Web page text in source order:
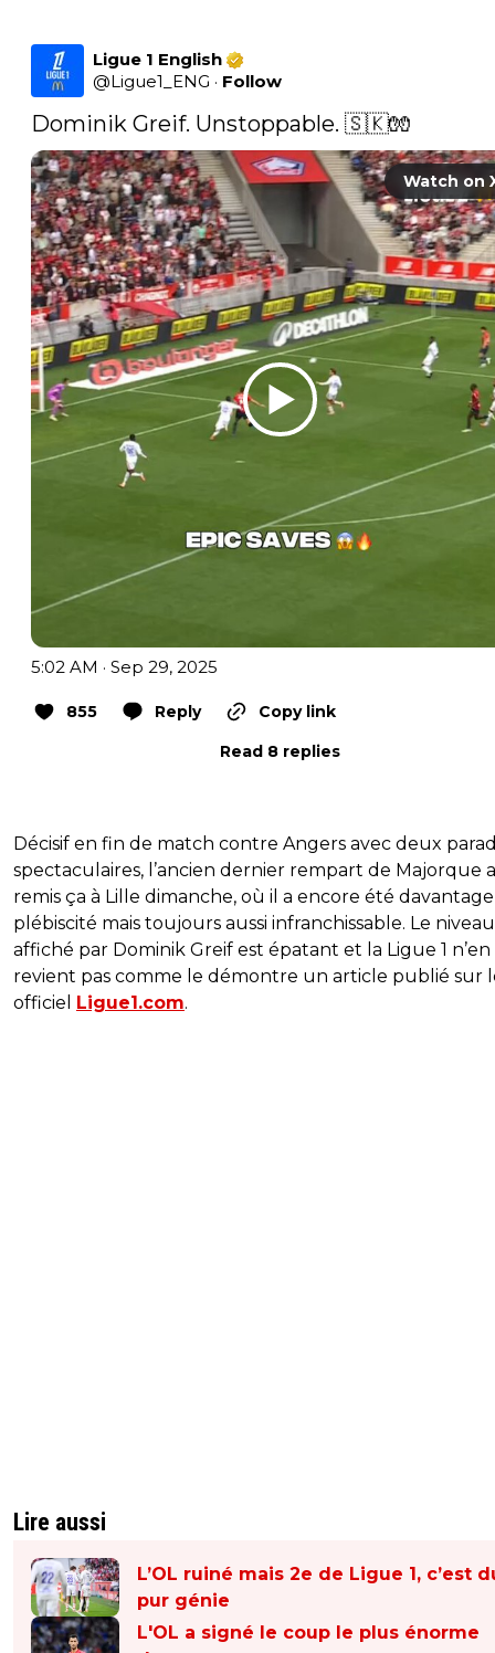
Ligue 1 English
@Ligue1_ENG · Follow
Dominik Greif. Unstoppable. 🇸🇰🧤
Watch on
5:02 AM · Sep 29, 2025
855 Reply
Copy link
Read 8 replies
Décisif en fin de match contre Angers avec deux
spectaculaires, l’ancien dernier rempart de Majorque a
remis ça à Lille dimanche, où il a encore été davantage
plébiscité mais toujours aussi infranchissable. Le niveau
affiché par Dominik Greif est épatant et la Ligue 1 n’en
revient pas comme le démontre un article publié sur
officiel
Ligue1.com.
Lire aussi
L’OL ruiné mais 2e de Ligue 1, c’est
pur génie
L'OL a signé le coup le plus énorme